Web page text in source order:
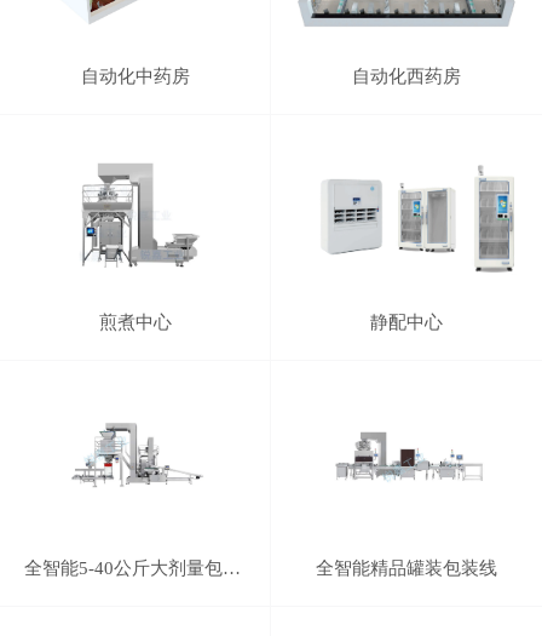
自动化中药房 自动化西药房
煎煮中心 静配中心
全智能5-40公斤大剂量包装生产线（半自动） 全智能精品罐装包装线